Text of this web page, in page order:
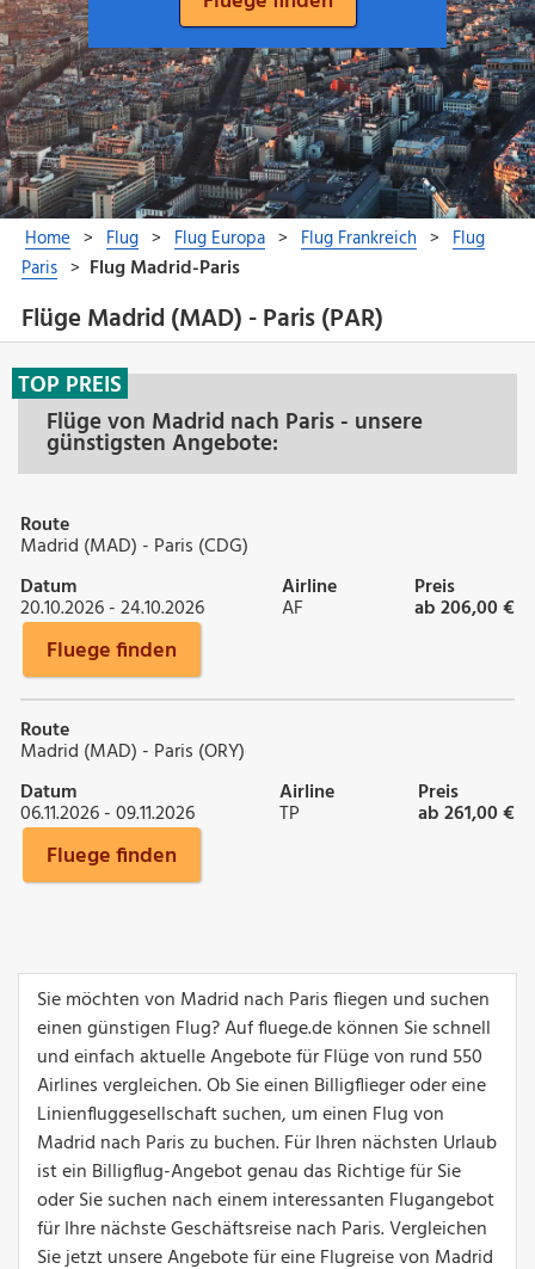
Flüge Madrid (MAD) - Paris (PAR)
Flüge von Madrid nach Paris - unsere
günstigsten Angebote:
TOP PREIS
Route
Madrid (MAD) - Paris (CDG)
Datum
20.10.2026 - 24.10.2026
Airline
AF
Preis
ab 206,00 €
Fluege finden
Route
Madrid (MAD) - Paris (ORY)
Datum
06.11.2026 - 09.11.2026
Airline
TP
Preis
ab 261,00 €
Fluege finden
Sie möchten von Madrid nach Paris fliegen und suchen
einen günstigen Flug? Auf fluege.de können Sie schnell
und einfach aktuelle Angebote für Flüge von rund 550
Airlines vergleichen. Ob Sie einen Billigflieger oder eine
Linienfluggesellschaft suchen, um einen Flug von
Madrid nach Paris zu buchen. Für Ihren nächsten Urlaub
ist ein Billigflug-Angebot genau das Richtige für Sie
oder Sie suchen nach einem interessanten Flugangebot
für Ihre nächste Geschäftsreise nach Paris. Vergleichen
Sie jetzt unsere Angebote für eine Flugreise von Madrid